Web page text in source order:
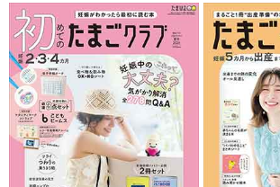
変わるようなので、随時チェックしてみるの
(文・水川ちさ)
※記事内容でご紹介している投稿、リンク先
があります。あらかじめご了承ください。
※記事の内容は記載当時の情報であり、現在
ます。
※記事内の価格はすべて税込み、2021年12月